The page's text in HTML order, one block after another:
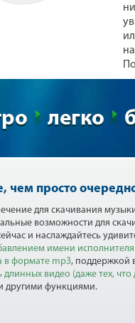
легко
чем просто
для скачивания
возможности для
и наслаждайтесь
имени
в формате mp3, поддержкой
длинных видео (даже тех, что
другими функциями.